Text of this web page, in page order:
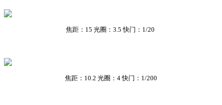
焦距：15 光圈：3.5 快门：1/20
焦距：10.2 光圈：4 快门：1/200